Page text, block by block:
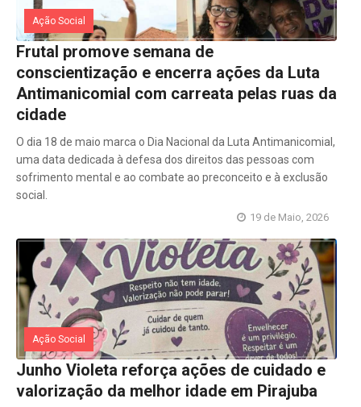
Ação Social
Frutal promove semana de
conscientização e encerra ações da Luta
Antimanicomial com carreata pelas ruas da
cidade
O dia 18 de maio marca o Dia Nacional da Luta Antimanicomial,
uma data dedicada à defesa dos direitos das pessoas com
sofrimento mental e ao combate ao preconceito e à exclusão
social.
19 de Maio, 2026
Ação Social
Junho Violeta reforça ações de cuidado e
valorização da melhor idade em Pirajuba